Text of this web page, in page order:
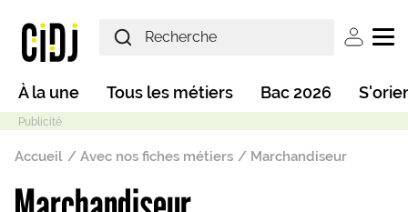
User
Main navigation
À la une Tous les métiers Bac 2026
Fil d'Ariane
Accueil Avec nos fiches métiers Marchandiseur